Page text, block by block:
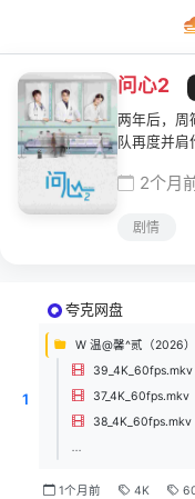
问心2
两年后，周
队再度并肩
最年轻的心
关系，甚
实时时冲
断成长，继
2个月
剧情
1
夸克网盘
W 温@馨^贰（2026）
39_4K_60fps.mkv
37_4K_60fps.mkv
38_4K_60fps.mkv
...
1个月前 4K